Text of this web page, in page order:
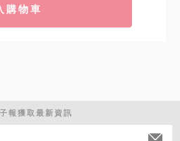
購物車
報獲取最新資訊